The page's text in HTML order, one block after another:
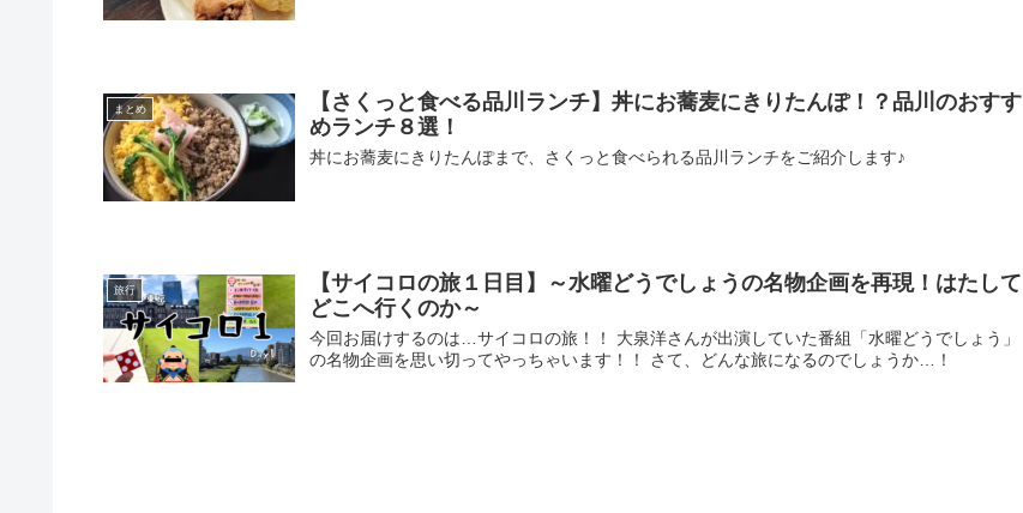
まとめ
【さくっと食べる品川ランチ】丼にお蕎麦にきりたんぽ！？品川のおすす
めランチ８選！
丼にお蕎麦にきりたんぽまで、さくっと食べられる品川ランチをご紹介します♪
旅行
【サイコロの旅１日目】～水曜どうでしょうの名物企画を再現！はたして
どこへ行くのか～
今回お届けするのは…サイコロの旅！！ 大泉洋さんが出演していた番組「水曜どうでしょう」
の名物企画を思い切ってやっちゃいます！！ さて、どんな旅になるのでしょうか…！